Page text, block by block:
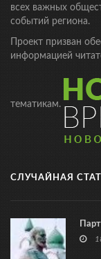
всех важных
событий региона.
Проект призван
информацией
тематикам.
СЛУЧАЙНАЯ